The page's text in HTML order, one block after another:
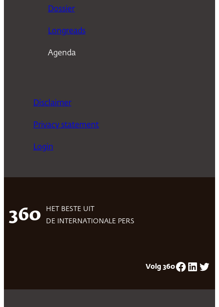
Dossier
Longreads
Agenda
Disclaimer
Privacy statement
Login
360
HET BESTE UIT
DE INTERNATIONALE PERS
Volg 360Facebook LinkedIn Twitter